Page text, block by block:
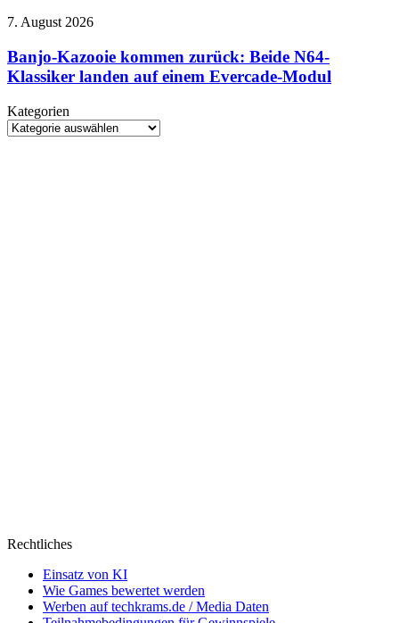
ab
im
Mittelpunkt
Banjo-
kommen
zurück:
Beide
Klassiker
landen
7. August 2026
Banjo-Kazooie kommen zurück: Beide N64-
Klassiker landen auf einem Evercade-Modul
Kategorien
Kategorien
Rechtliches
Einsatz von KI
Wie Games bewertet werden
Werben auf techkrams.de / Media Daten